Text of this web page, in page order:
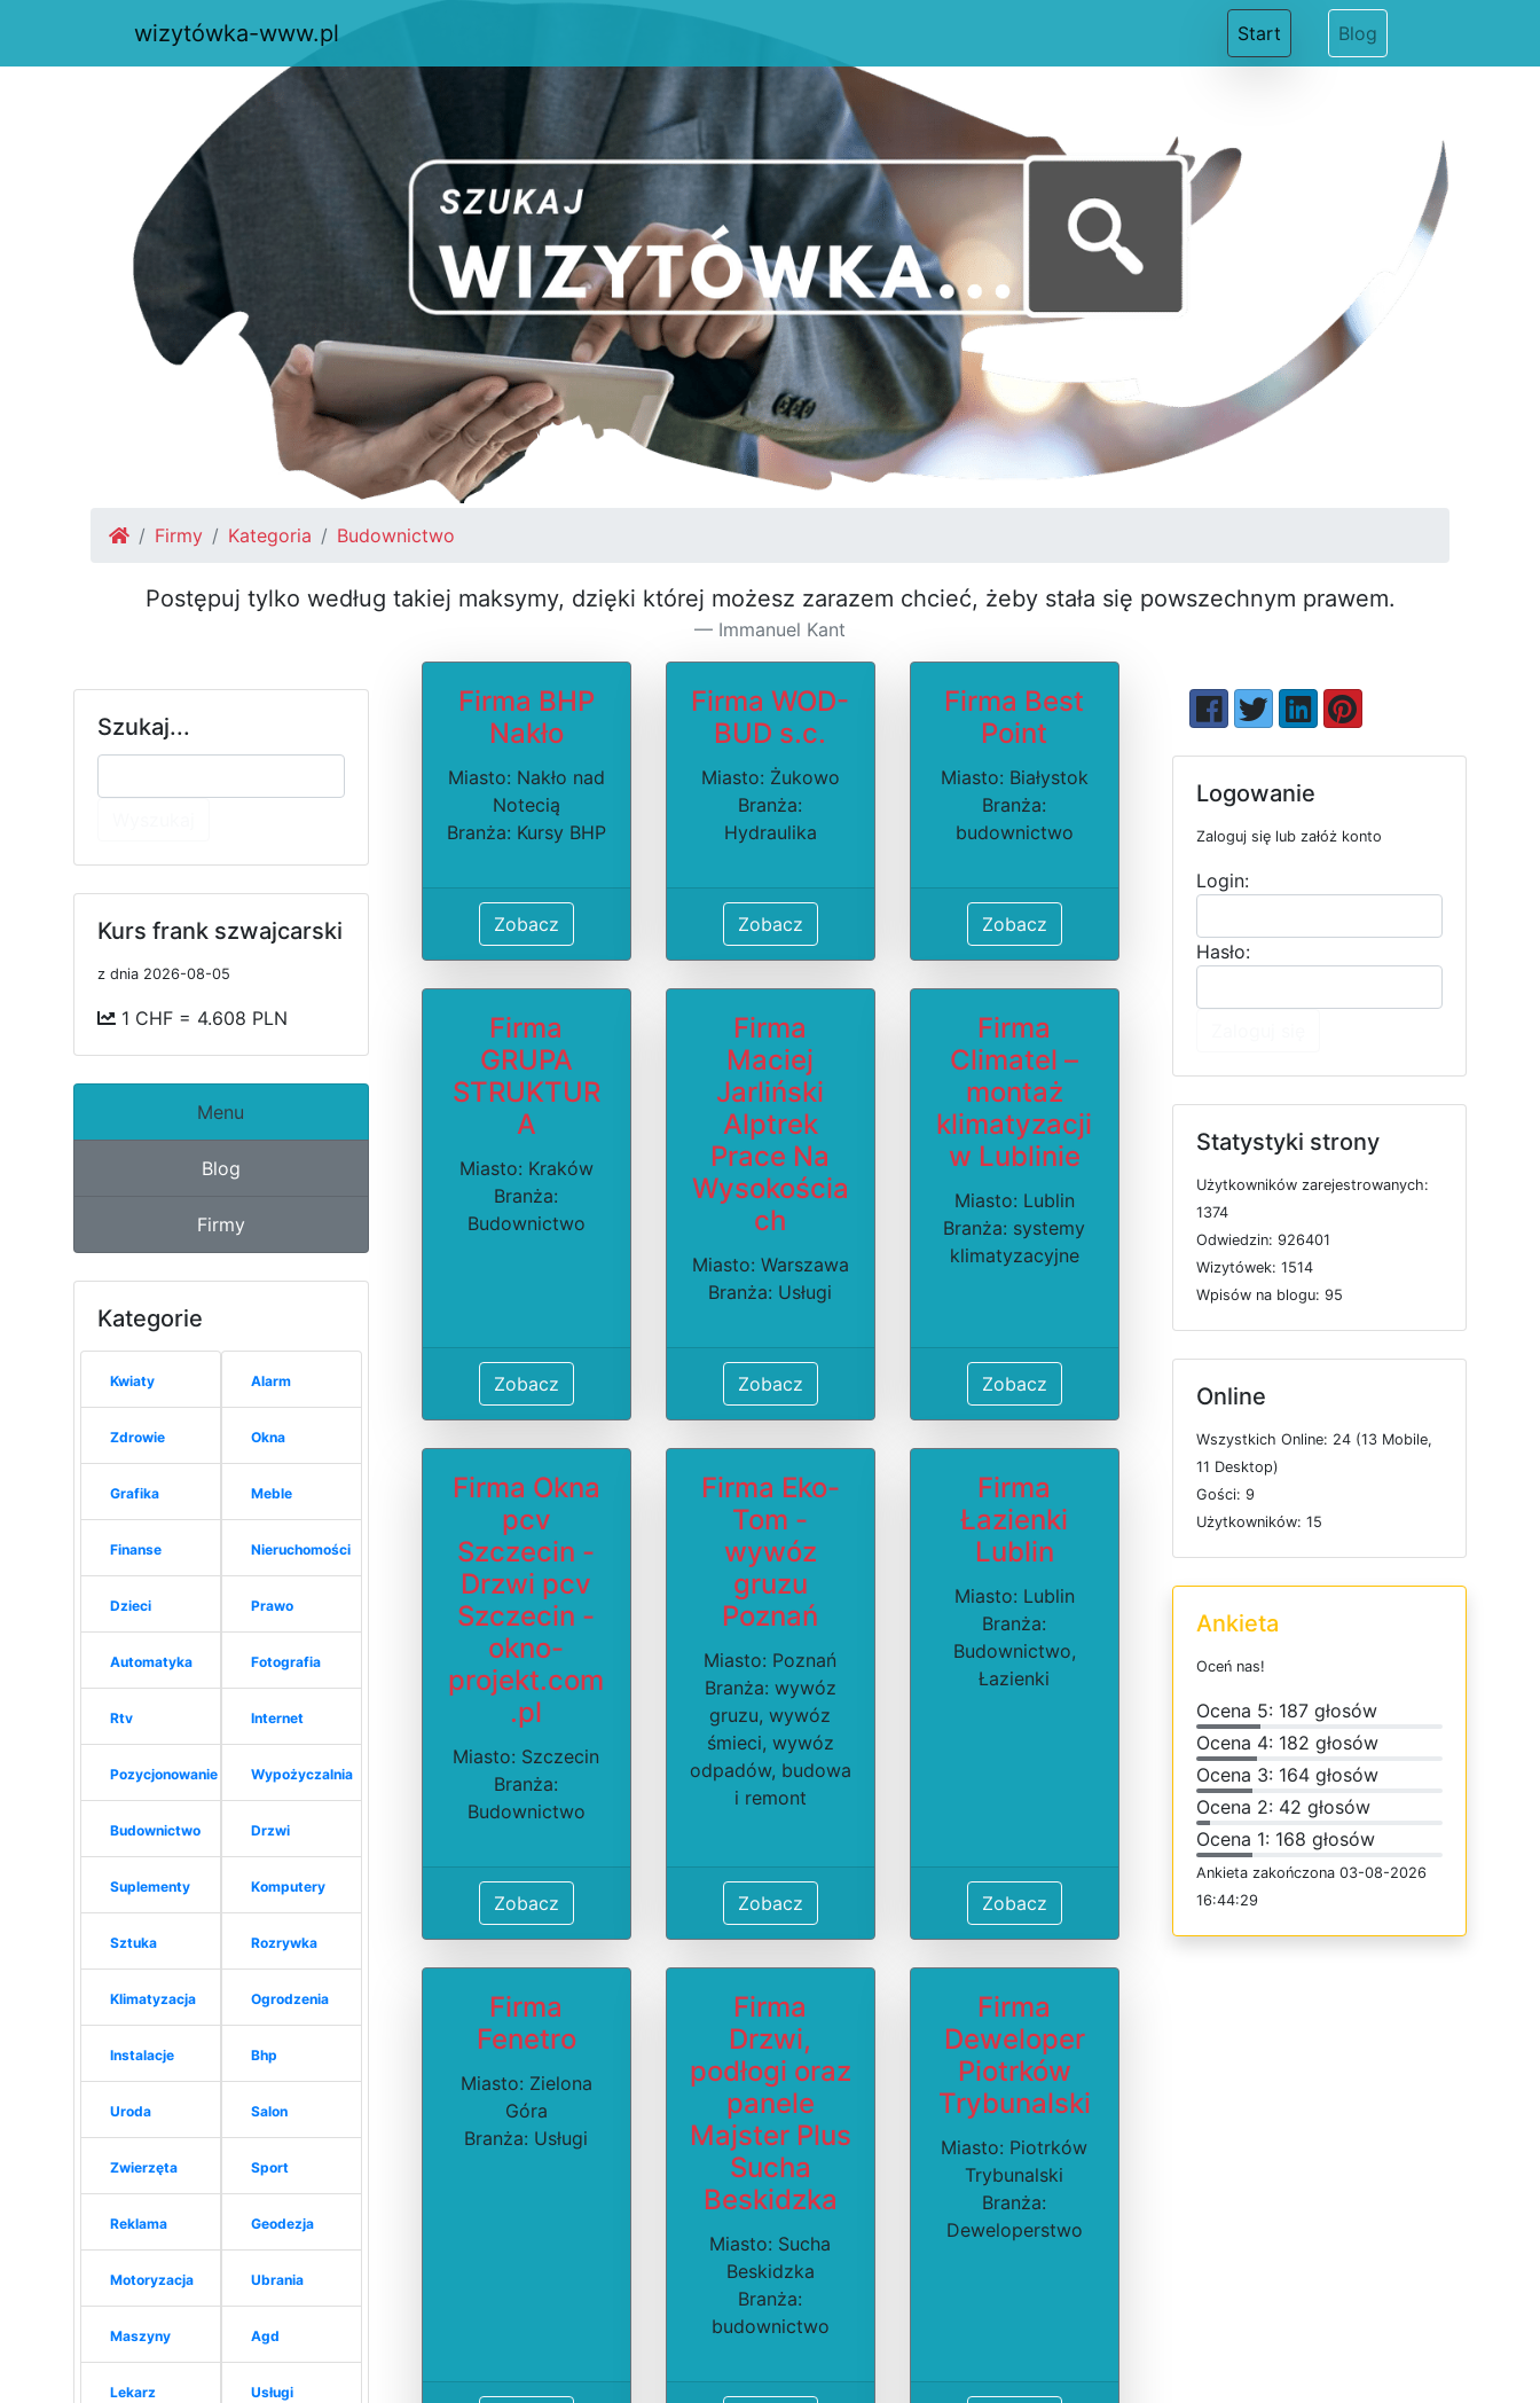
Firmy Kategoria Budownictwo
Postępuj tylko według takiej maksymy, dzięki której możesz za­razem chcieć, żeby stała się pow­szechnym prawem.
Immanuel Kant
wizytówka-www.pl Start (current)Blog
Szukaj...
Kurs frank szwajcarski
z dnia 2026-08-05
1 CHF = 4.608 PLN
Menu
Blog
Firmy
Kategorie
Kwiaty
Zdrowie
Grafika
Finanse
Dzieci
Automatyka
Rtv
Pozycjonowanie
Budownictwo
Suplementy
Sztuka
Klimatyzacja
Instalacje
Uroda
Zwierzęta
Reklama
Motoryzacja
Maszyny
Lekarz
Alarm
Okna
Meble
Nieruchomości
Prawo
Fotografia
Internet
Wypożyczalnia
Drzwi
Komputery
Rozrywka
Ogrodzenia
Bhp
Salon
Sport
Geodezja
Ubrania
Agd
Usługi
Firma BHP
Nakło
Miasto: Nakło nad
Notecią
Branża: Kursy BHP
Zobacz
Firma WOD-
BUD s.c.
Miasto: Żukowo
Branża:
Hydraulika
Zobacz
Firma Best
Point
Miasto: Białystok
Branża:
budownictwo
Zobacz
Firma
GRUPA
STRUKTUR
A
Miasto: Kraków
Branża:
Budownictwo
Zobacz
Firma
Maciej
Jarliński
Alptrek
Prace Na
Wysokościa
ch
Miasto: Warszawa
Branża: Usługi
Zobacz
Firma
Climatel –
montaż
klimatyzacji
w Lublinie
Miasto: Lublin
Branża: systemy
klimatyzacyjne
Zobacz
Firma Okna
pcv
Szczecin -
Drzwi pcv
Szczecin -
okno-
projekt.com
.pl
Miasto: Szczecin
Branża:
Budownictwo
Zobacz
Firma Eko-
Tom -
wywóz
gruzu
Poznań
Miasto: Poznań
Branża: wywóz
gruzu, wywóz
śmieci, wywóz
odpadów, budowa
i remont
Zobacz
Firma
Łazienki
Lublin
Miasto: Lublin
Branża:
Budownictwo,
Łazienki
Zobacz
Firma
Fenetro
Miasto: Zielona
Góra
Branża: Usługi
Firma
Drzwi,
podłogi oraz
panele
Majster Plus
Sucha
Beskidzka
Miasto: Sucha
Beskidzka
Branża:
budownictwo
Firma
Deweloper
Piotrków
Trybunalski
Miasto: Piotrków
Trybunalski
Branża:
Deweloperstwo
Logowanie
Zaloguj się lub załóż konto
Login:
Hasło:
Statystyki strony
Użytkowników zarejestrowanych:
1374
Odwiedzin: 926401
Wizytówek: 1514
Wpisów na blogu: 95
Online
Wszystkich Online: 24 (13 Mobile,
11 Desktop)
Gości: 9
Użytkowników: 15
Ankieta
Oceń nas!
Ocena 5: 187 głosów
Ocena 4: 182 głosów
Ocena 3: 164 głosów
Ocena 2: 42 głosów
Ocena 1: 168 głosów
Ankieta zakończona 03-08-2026
16:44:29